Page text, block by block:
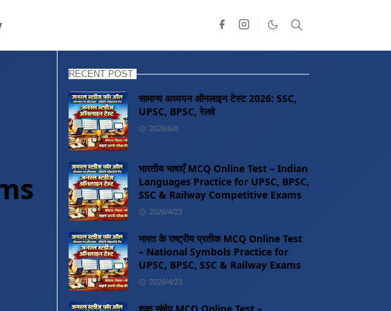
RECENT POST
सामान्य अध्ययन ऑनलाइन टेस्ट 2026: SSC,
UPSC, BPSC, रेलवे
2026/6/8
भारतीय भाषाएँ MCQ Online Test – Indian
Languages Practice for UPSC, BPSC,
SSC & Railway Competitive Exams
2026/4/23
भारत के राष्ट्रीय प्रतीक MCQ Online Test
– National Symbols Practice for
UPSC, BPSC, SSC & Railway Exams
2026/4/23